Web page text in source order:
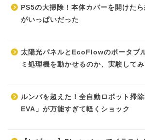
PS5の大掃除！本体カバーを開けた
がいっぱいだった
太陽光パネルとEcoFlowのポータブ
ミ処理機を動かせるのか、実験してみ
ルンバを超えた！全自動ロボット掃
EVA」が万能すぎて軽くショック